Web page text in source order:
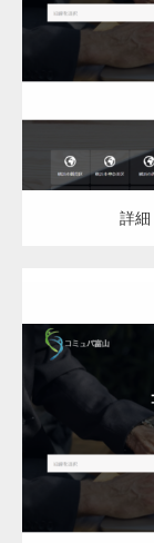
詳細
詳細
詳細